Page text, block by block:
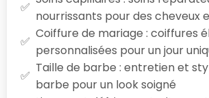
nourrissants pour des cheveux
Coiffure de mariage : coiffures
personnalisées pour un jour
Taille de barbe : entretien et
barbe pour un look soigné